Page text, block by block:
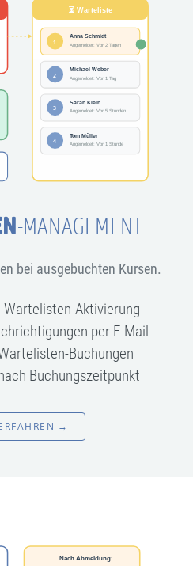
-MANAGEMENT
bei ausgebuchten Kursen.
Aktivierung
per E-Mail
Buchungen
Buchungszeitpunkt
→